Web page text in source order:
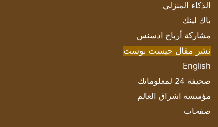
الذكاء المنزلي
باك لينك
مشاركة أرباح ادسنس
نشر مقال جيست بوست
English
صحيفة 24 لمعلوماتك
مؤسسة اشراق العالم
صفحات